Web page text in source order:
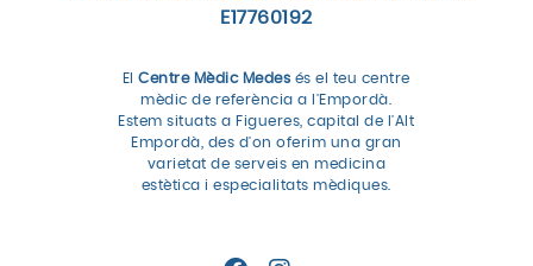
E17760192
ElCentre Mèdic Medes és el teu centre
mèdic de referència a l'Empordà.
Estem situats a Figueres, capital de l'Alt
Empordà, des d'on oferim una gran
varietat de serveis en medicina
estètica i especialitats mèdiques.